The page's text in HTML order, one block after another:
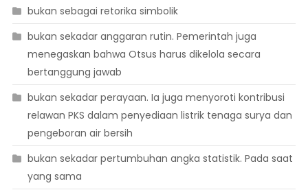
bukan sebagai retorika simbolik
bukan sekadar anggaran rutin. Pemerintah juga
menegaskan bahwa Otsus harus dikelola secara
bertanggung jawab
bukan sekadar perayaan. Ia juga menyoroti kontribusi
relawan PKS dalam penyediaan listrik tenaga surya dan
pengeboran air bersih
bukan sekadar pertumbuhan angka statistik. Pada saat
yang sama